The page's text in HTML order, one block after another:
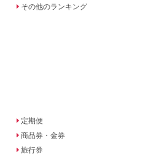
その他のランキング
定期便
商品券・金券
旅行券